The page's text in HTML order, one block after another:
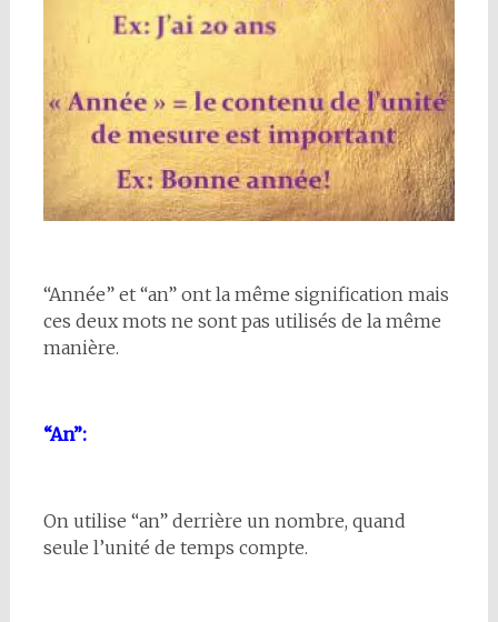
“Année” et “an” ont la même signification mais
ces deux mots ne sont pas utilisés de la même
manière.
“An”:
On utilise “an” derrière un nombre, quand
seule l’unité de temps compte.